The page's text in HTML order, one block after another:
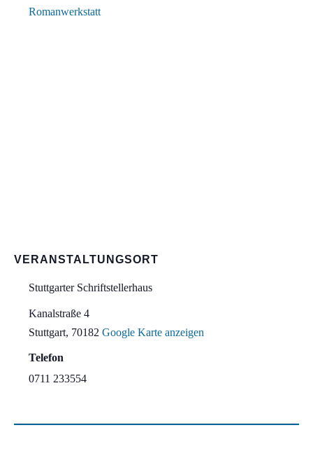
Romanwerkstatt
VERANSTALTUNGSORT
Stuttgarter Schriftstellerhaus
Kanalstraße 4
Stuttgart, 70182 Google Karte anzeigen
Telefon
0711 233554